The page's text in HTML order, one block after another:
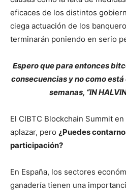
eficaces de los distintos
ciega actuación de los
terminarán poniendo en serio
Espero que para entonces
consecuencias y no como
semanas, “IN
El CIBTC Blockchain Summit
aplazar, pero ¿Puedes
participación?
En España, los sectores
ganadería tienen una